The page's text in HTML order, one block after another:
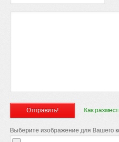
Как
Выберите изображение для Вашего